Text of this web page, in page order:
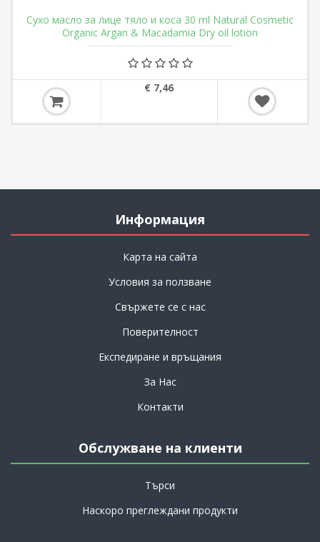
Сухо масло за лице тяло и коса 30 ml Natural Cosmetic
Organic Argan & Macadamia Dry oil lotion
€ 7,46
Информация
Карта на сайта
Условия за ползване
Свържете се с нас
Поверителност
Експедиране и връщания
За Нас
Контакти
Обслужване на клиенти
Търси
Наскоро преглеждани продукти